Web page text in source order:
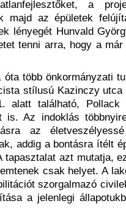
a
majd az épületek
lényegét Hunvald
tenni arra, hogy a
több önkormányzati
stílusú Kazinczy utca
alatt található, Pollack
is. Az indoklás
az
addig a bontásra ítélt
tapasztalat azt mutatja,
csak helyet. A
szorgalmazó
a jelenlegi